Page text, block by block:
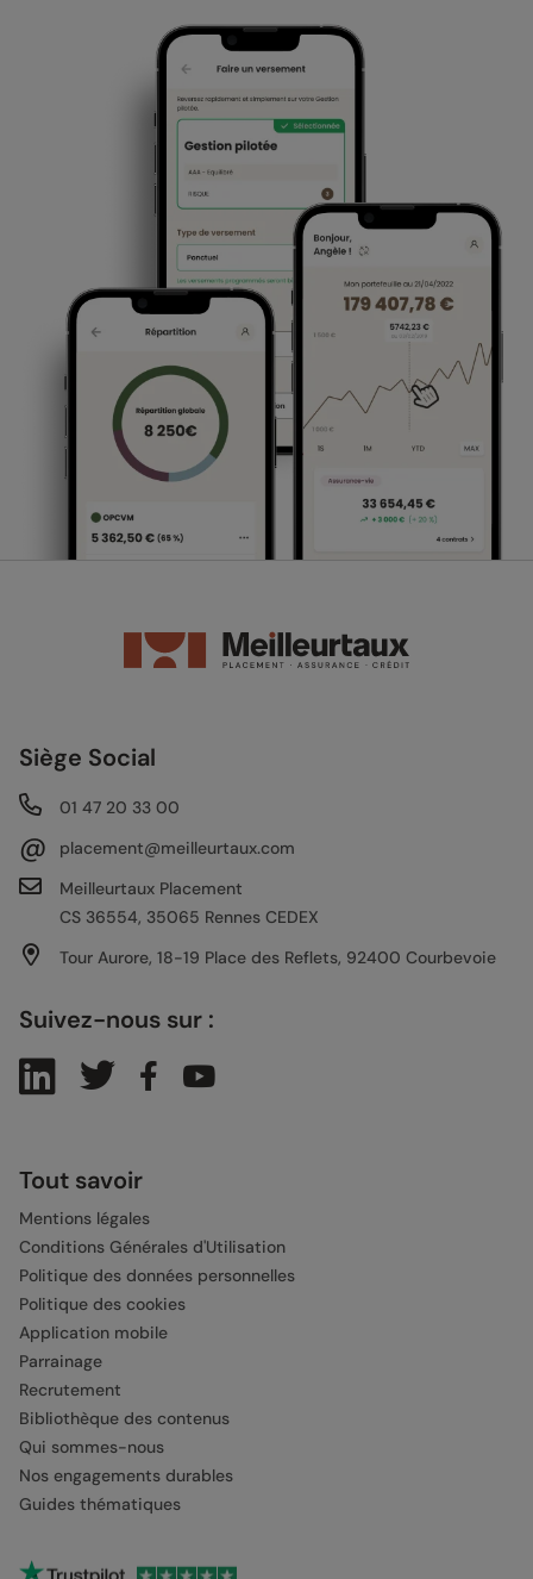
Siège Social
01 47 20 33 00
@
placement@meilleurtaux.com
Meilleurtaux Placement
CS 36554, 35065 Rennes CEDEX
Tour Aurore, 18-19 Place des Reflets, 92400 Courbevoie
Suivez-nous sur :
Tout savoir
Mentions légales
Conditions Générales d'Utilisation
Politique des données personnelles
Politique des cookies
Application mobile
Parrainage
Recrutement
Bibliothèque des contenus
Qui sommes-nous
Nos engagements durables
Guides thématiques